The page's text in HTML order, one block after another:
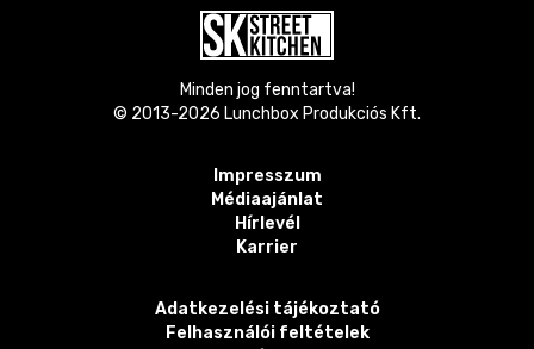
Minden jog fenntartva!
© 2013-2026 Lunchbox Produkciós Kft.
Impresszum
Médiaajánlat
Hírlevél
Karrier
Adatkezelési tájékoztató
Felhasználói feltételek